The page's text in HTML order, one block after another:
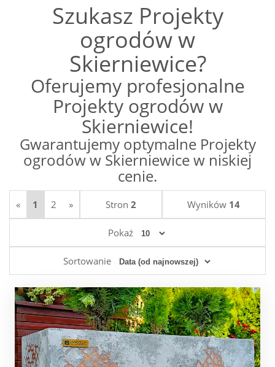
Szukasz Projekty
ogrodów w
Skierniewice?
Oferujemy profesjonalne
Projekty ogrodów w
Skierniewice!
Gwarantujemy optymalne Projekty
ogrodów w Skierniewice w niskiej
cenie.
« 1 2 » Stron 2 Wyników 14
Pokaż
Sortowanie